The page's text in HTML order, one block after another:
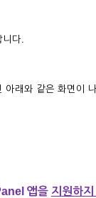
니다.
아래와 같은 화면이
앱을 지원하